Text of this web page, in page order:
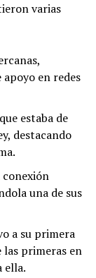
varias
en redes
estaba de
destacando
una de sus
a su primera
las primeras en
ella.